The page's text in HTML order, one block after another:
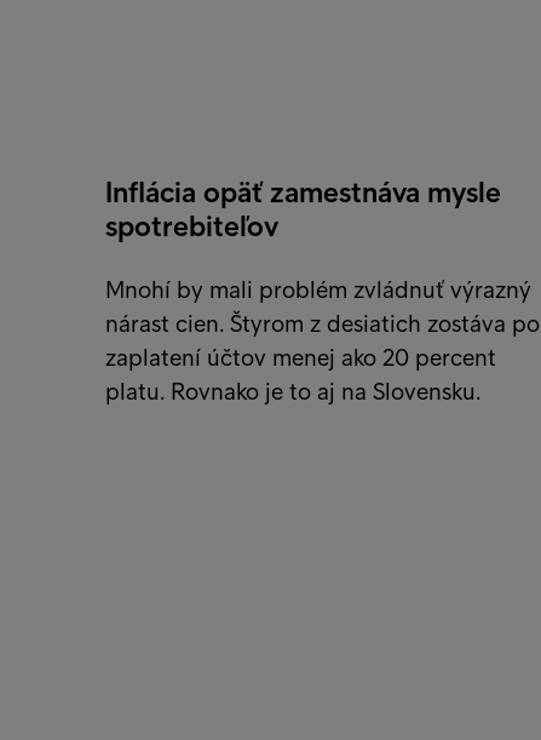
Inflácia opäť zamestnáva mysle
spotrebiteľov
Mnohí by mali problém zvládnuť výrazný
nárast cien. Štyrom z desiatich zostáva po
zaplatení účtov menej ako 20 percent
platu. Rovnako je to aj na Slovensku.